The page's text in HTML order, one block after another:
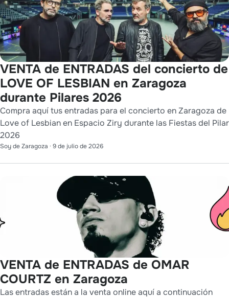
VENTA de ENTRADAS del concierto de
LOVE OF LESBIAN en Zaragoza
durante Pilares 2026
Compra aquí tus entradas para el concierto en Zaragoza de
Love of Lesbian en Espacio Ziry durante las Fiestas del Pilar
2026
Soy de Zaragoza · 9 de julio de 2026
VENTA de ENTRADAS de OMAR
COURTZ en Zaragoza
Las entradas están a la venta online aquí a continuación